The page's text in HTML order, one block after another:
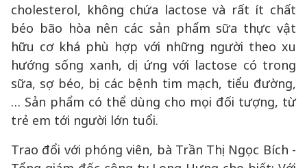
cholesterol, không chứa lactose và rất ít chất
béo bão hòa nên các sản phẩm sữa thực vật
hữu cơ khá phù hợp với những người theo xu
hướng sống xanh, dị ứng với lactose có trong
sữa, sợ béo, bị các bệnh tim mạch, tiểu đường,
… Sản phẩm có thể dùng cho mọi đối tượng, từ
trẻ em tới người lớn tuổi.
Trao đổi với phóng viên, bà Trần Thị Ngọc Bích -